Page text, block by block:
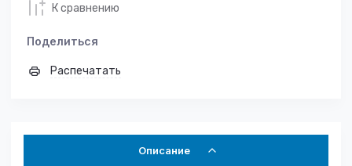
К сравнению
Поделиться
Распечатать
Описание